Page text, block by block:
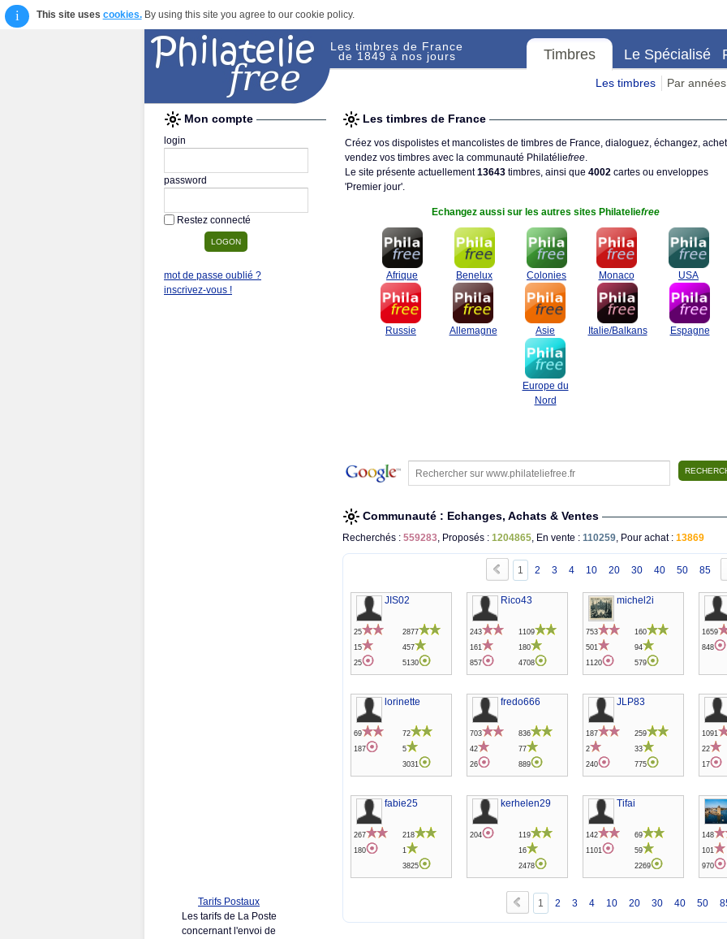
i This site uses cookies.By using this site you agree to our cookie policy.
Les timbres de France
de 1849 à nos jours Timbres Le Spécialisé
Les timbres Par années
Mon compte
login
password
Restez connecté
mot de passe oublié ?
inscrivez-vous !
Tarifs Postaux
Les tarifs de La Poste
concernant l'envoi de
Les timbres de France
Créez vos dispolistes et mancolistes de timbres de France, dialoguez, échangez,
vendez vos timbres avec la communauté Philatéliefree.
Le site présente actuellement13643 timbres, ainsi que 4002 cartes ou enveloppes
'Premier jour'.
Echangez aussi sur les autres sites Philateliefree
Afrique Benelux Colonies Monaco USA
Russie Allemagne Asie Italie/Balkans Espagne
Europe du
Nord
Communauté : Echanges, Achats & Ventes
Recherchés : 559283, Proposés : 1204865, En vente : 110259, Pour achat : 13869
1 2 3 4 10 20 30 40 50 85
JIS02
25
15
25
2877
457
5130
Rico43
243
161
857
1109
180
4708
michel2i
753
501
1120
160
94
579
1659
848
lorinette
69
187
72
5
3031
fredo666
703
42
26
836
77
889
JLP83
187
2
240
259
33
775
1091
22
17
fabie25
267
180
218
1
3825
kerhelen29
204
119
16
2478
Tifai
142
1101
69
59
2269
148
101
970
1 2 3 4 10 20 30 40 50